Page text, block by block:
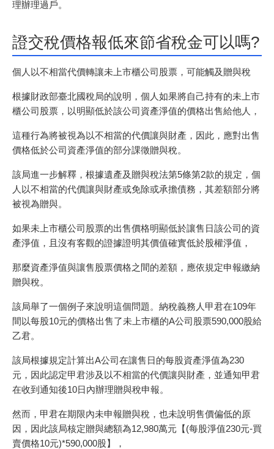
理辦理過戶。
證交稅價格報低來節省稅金可以嗎?
個人以不相當代價轉讓未上市櫃公司股票，可能觸及贈與稅
根據財政部臺北國稅局的說明，個人如果將自己持有的未上市
櫃公司股票，以明顯低於該公司資產淨值的價格出售給他人，
這種行為將被視為以不相當的代價讓與財產，因此，應對出售
價格低於公司資產淨值的部分課徵贈與稅。
該局進一步解釋，根據遺產及贈與稅法第5條第2款的規定，個
人以不相當的代價讓與財產或免除或承擔債務，其差額部分將
被視為贈與。
如果未上市櫃公司股票的出售價格明顯低於讓售日該公司的資
產淨值，且沒有客觀的證據證明其價值確實低於股權淨值，
那麼資產淨值與讓售股票價格之間的差額，應依規定申報繳納
贈與稅。
該局舉了一個例子來說明這個問題。納稅義務人甲君在109年
間以每股10元的價格出售了未上市櫃的A公司股票590,000股給
乙君。
該局根據規定計算出A公司在讓售日的每股資產淨值為230
元，因此認定甲君涉及以不相當的代價讓與財產，並通知甲君
在收到通知後10日內辦理贈與稅申報。
然而，甲君在期限內未申報贈與稅，也未說明售價偏低的原
因，因此該局核定贈與總額為12,980萬元【(每股淨值230元-買
賣價格10元)*590,000股】，